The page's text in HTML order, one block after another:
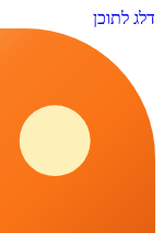
דלג לתוכן